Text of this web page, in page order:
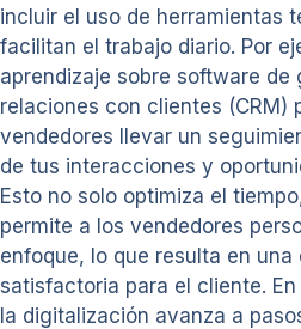
incluir el uso de herramientas
facilitan el trabajo diario. Por
aprendizaje sobre software de
relaciones con clientes (CRM)
vendedores llevar un
de tus interacciones y
Esto no solo optimiza el
permite a los vendedores
enfoque, lo que resulta en una
satisfactoria para el cliente.
la digitalización avanza a